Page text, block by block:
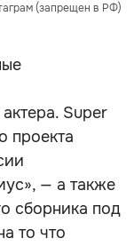
(запрещен в РФ)
Super
проекта
— а также
сборника под
то что